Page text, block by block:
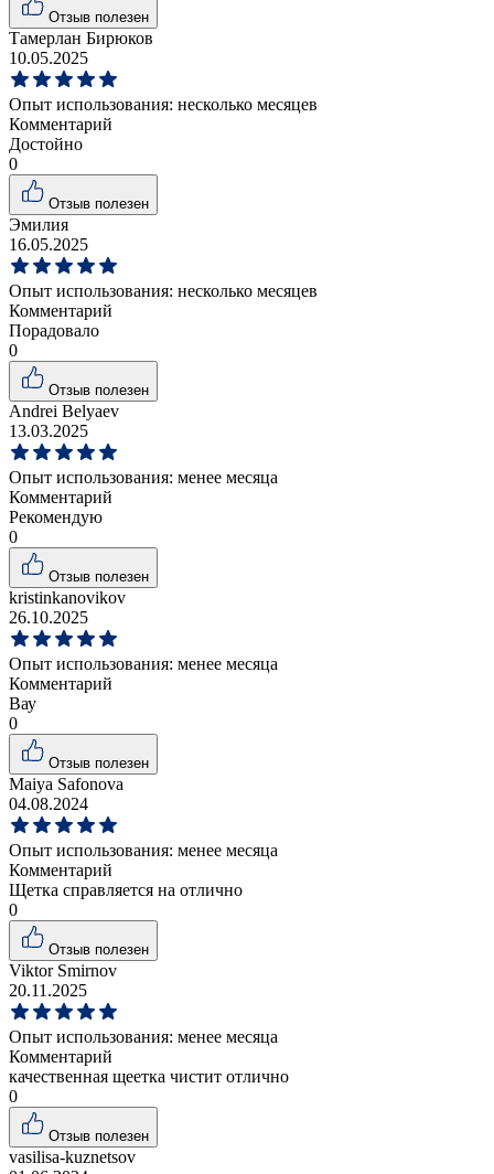
Отзыв полезен
Тамерлан Бирюков
10.05.2025
Опыт использования: несколько месяцев
Комментарий
Достойно
0
Отзыв полезен
Эмилия
16.05.2025
Опыт использования: несколько месяцев
Комментарий
Порадовало
0
Отзыв полезен
Andrei Belyaev
13.03.2025
Опыт использования: менее месяца
Комментарий
Рекомендую
0
Отзыв полезен
kristinkanovikov
26.10.2025
Опыт использования: менее месяца
Комментарий
Вау
0
Отзыв полезен
Maiya Safonova
04.08.2024
Опыт использования: менее месяца
Комментарий
Щетка справляется на отлично
0
Отзыв полезен
Viktor Smirnov
20.11.2025
Опыт использования: менее месяца
Комментарий
качественная щеетка чистит отлично
0
Отзыв полезен
vasilisa-kuznetsov